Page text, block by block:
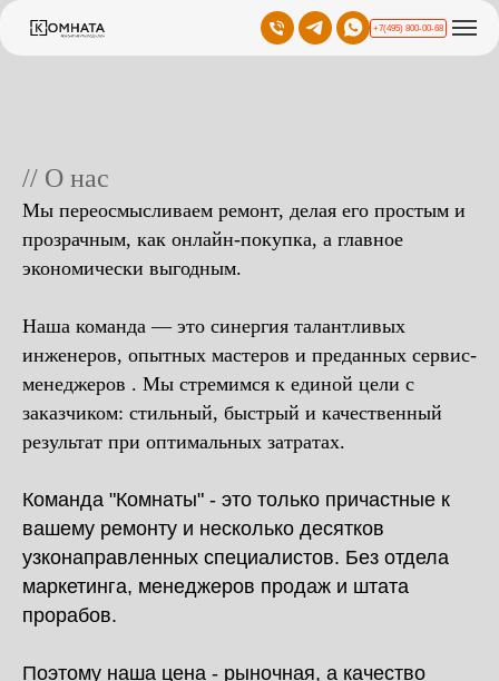
+7(495) 800-00-68
// О нас
Мы переосмысливаем ремонт, делая его простым и
прозрачным, как онлайн-покупка, а главное
экономически выгодным.
Наша команда — это синергия талантливых
инженеров, опытных мастеров и преданных сервис-
менеджеров . Мы стремимся к единой цели с
заказчиком: стильный, быстрый и качественный
результат при оптимальных затратах.
Команда "Комнаты" - это только причастные к
вашему ремонту и несколько десятков
узконаправленных специалистов. Без отдела
маркетинга, менеджеров продаж и штата
прорабов.
Поэтому наша цена - рыночная, а качество